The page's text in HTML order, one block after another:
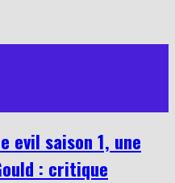
evil saison 1, une
: critique